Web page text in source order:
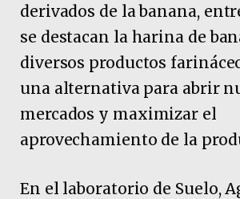
derivados de la banana,
se destacan la harina de
diversos productos
una alternativa para abrir
mercados y maximizar el
aprovechamiento de la
En el laboratorio de Suelo,